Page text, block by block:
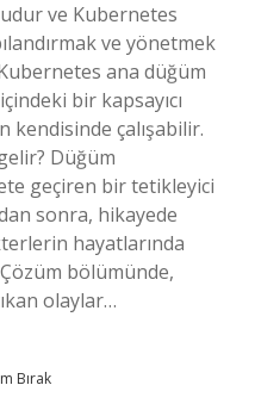
ve Kubernetes
ve yönetmek
ana düğüm
bir kapsayıcı
kendisinde çalışabilir.
Düğüm
geçiren bir tetikleyici
sonra, hikayede
hayatlarında
bölümünde,
olaylar…
Bırak